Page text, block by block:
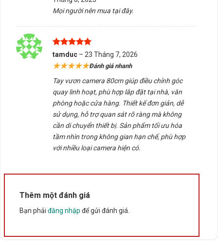
Tấn Phát AD sẵn sàng tư vấn chọn đúng sản phẩm, hỗ
trợ kiểm tra tương thích và cung cấp dịch vụ giao
hàng/tư vấn tại Buôn Ma Thuột, Đắk Lắk. Liên hệ ngay
để được hỗ trợ tối ưu hóa trải nghiệm sử dụng.
5/5 - (1 bình chọn)
Bấm 5 sao để ủng hộ shop
Thông số kỹ thuật
sao
Mọi người nên mua tại đây.
Được xếp
hạng 5
5
sao
tamduc – 23 Tháng 7, 2026
★★★★★Đánh giá nhanh
Tay vươn camera 80cm giúp điều chỉnh góc
quay linh hoạt, phù hợp lắp đặt tại nhà, văn
phòng hoặc cửa hàng. Thiết kế đơn giản, dễ
sử dụng, hỗ trợ quan sát rõ ràng mà không
cần di chuyển thiết bị. Sản phẩm tối ưu hóa
tầm nhìn trong không gian hạn chế, phù hợp
với nhiều loại camera hiện có.
Thêm một đánh giá
Bạn phải đăng nhập để gửi đánh giá.